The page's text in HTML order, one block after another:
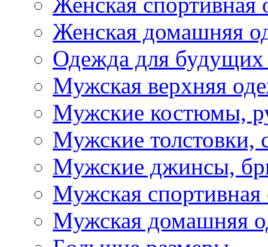
Женская домашняя
Одежда для
Мужская верхняя
Мужские костюмы,
Мужские толстовки,
Мужские джинсы,
Мужская спортивная
Мужская домашняя